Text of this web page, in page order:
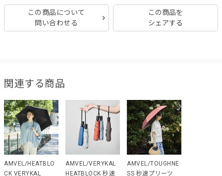
この商品について
問い合わせる
この商品を
シェアする
関連する商品
AMVEL/HEATBLO
CK VERYKAL
AMVEL/VERYKAL
HEATBLOCK 秒速
AMVEL/TOUGHNE
SS 秒速プリーツ